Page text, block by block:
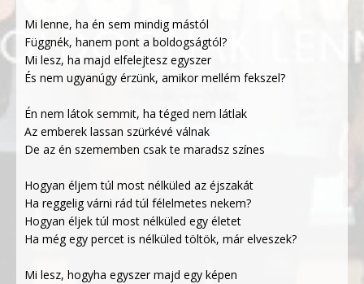
Mi lenne, ha én sem mindig mástól
Függnék, hanem pont a boldogságtól?
Mi lesz, ha majd elfelejtesz egyszer
És nem ugyanúgy érzünk, amikor mellém fekszel?
Én nem látok semmit, ha téged nem látlak
Az emberek lassan szürkévé válnak
De az én szememben csak te maradsz színes
Hogyan éljem túl most nélküled az éjszakát
Ha reggelig várni rád túl félelmetes nekem?
Hogyan éljek túl most nélküled egy életet
Ha még egy percet is nélküled töltök, már elveszek?
Mi lesz, hogyha egyszer majd egy képen